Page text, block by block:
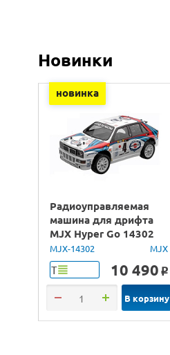
Новинки
новинка
Радиоуправляемая
машина для дрифта
MJX Hyper Go 14302
Lancia Delta Brushless
4WD 2.4G LED 1/14
RTR
MJX-14302 MJX
Т 10 490 o
В корзину